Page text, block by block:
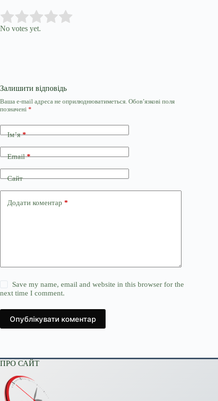
Rate this item:
No votes yet.
Залишити відповідь
Ваша e-mail адреса не оприлюднюватиметься. Обов’язкові поля
позначені *
Ім’я*
Email*
Сайт
Додати коментар *
Save my name, email and website in this browser for the
next time I comment.
Опублікувати коментар
ПРО САЙТ